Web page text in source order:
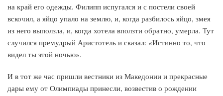
на край его одежды. Филипп испугался и с постели своей
вскочил, а яйцо упало на землю, и, когда разбилось яйцо, змея
из него выползла, и, когда хотела вползти обратно, умерла. Тут
случился премудрый Аристотель и сказал: «Истинно то, что
видел ты этой ночью».
И в тот же час пришли вестники из Македонии и прекрасные
дары ему от Олимпиады принесли, возвестив о рождении